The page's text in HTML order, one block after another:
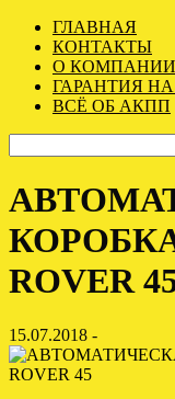
ГЛАВНАЯ
КОНТАКТЫ
О КОМПАНИИ
ГАРАНТИЯ
ВСЁ ОБ АКПП
ROVER
15.07.2018 -